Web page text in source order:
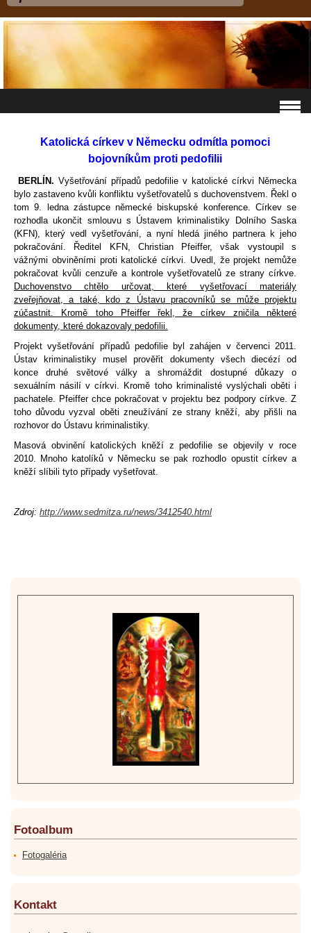
Katolická církev v Německu odmítla pomoci
bojovníkům proti pedofilii
BERLÍN. Vyšetřování případů pedofilie v katolické církvi Německa
bylo zastaveno kvůli konfliktu vyšetřovatelů s duchovenstvem. Řekl o
tom 9. ledna zástupce německé biskupské konference. Církev se
rozhodla ukončit smlouvu s Ústavem kriminalistiky Dolního Saska
(KFN), který vedl vyšetřování, a nyní hledá jiného partnera k jeho
pokračování. Ředitel KFN, Christian Pfeiffer, však vystoupil s
vážnými obviněními proti katolické církvi. Uvedl, že projekt nemůže
pokračovat kvůli cenzuře a kontrole vyšetřovatelů ze strany církve.
Duchovenstvo chtělo určovat, které vyšetřovací materiály
zveřejňovat, a také, kdo z Ústavu pracovníků se může projektu
zúčastnit. Kromě toho Pfeiffer řekl, že církev zničila některé
dokumenty, které dokazovaly pedofilii.
Projekt vyšetřování případů pedofilie byl zahájen v červenci 2011.
Ústav kriminalistiky musel prověřit dokumenty všech diecézí od
konce druhé světové války a shromáždit dostupné důkazy o
sexuálním násilí v církvi. Kromě toho kriminalisté vyslýchali oběti i
pachatele. Pfeiffer chce pokračovat v projektu bez podpory církve. Z
toho důvodu vyzval oběti zneužívání ze strany kněží, aby přišli na
rozhovor do Ústavu kriminalistiky.
Masová obvinění katolických kněží z pedofilie se objevily v roce
2010. Mnoho katolíků v Německu se pak rozhodlo opustit církev a
kněží slíbili tyto případy vyšetřovat.
Zdroj: http://www.sedmitza.ru/news/3412540.html
Fotoalbum
Fotogaléria
Kontakt